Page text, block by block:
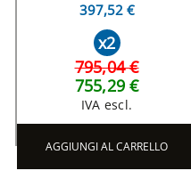
397,52 €
x2
795,04 €
755,29 €
IVA escl.
AGGIUNGI AL CARRELLO